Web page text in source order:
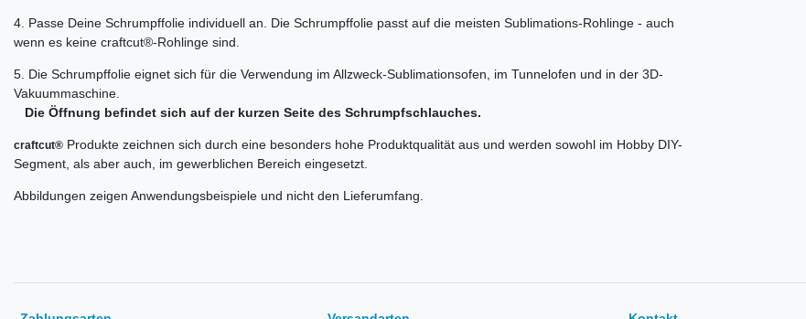
4. Passe Deine Schrumpffolie individuell an. Die Schrumpffolie passt auf die meisten Sublimations-Rohlinge - auch
wenn es keine craftcut®-Rohlinge sind.
5. Die Schrumpffolie eignet sich für die Verwendung im Allzweck-Sublimationsofen, im Tunnelofen und in der 3D-
Vakuummaschine.
Die Öffnung befindet sich auf der kurzen Seite des Schrumpfschlauches.
craftcut® Produkte zeichnen sich durch eine besonders hohe Produktqualität aus und werden sowohl im Hobby DIY-
Segment, als aber auch, im gewerblichen Bereich eingesetzt.
Abbildungen zeigen Anwendungsbeispiele und nicht den Lieferumfang.